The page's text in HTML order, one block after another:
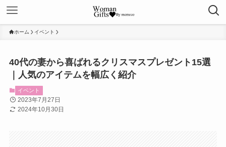
ホーム イベント
40代の妻から喜ばれるクリスマスプレゼント15選
｜人気のアイテムを幅広く紹介
イベント
2023年7月27日
2024年10月30日